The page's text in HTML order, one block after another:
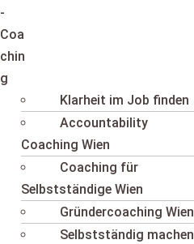
-
Coa
chin
g
Klarheit im Job finden
Accountability
Coaching Wien
Coaching für
Selbstständige Wien
Gründercoaching Wien
Selbstständig machen